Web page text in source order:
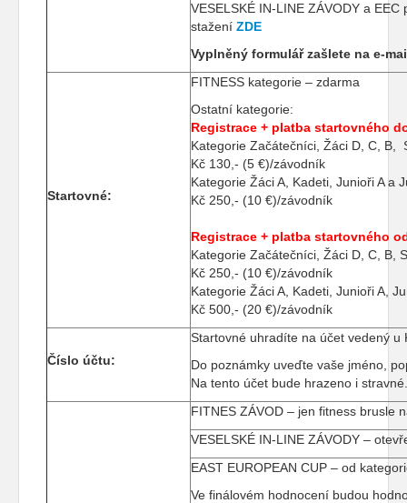
VESELSKÉ IN-LINE ZÁVODY a
stažení ZDE
Vyplněný formulář zašlete na e-
Startovné:
FITNESS kategorie – zdarma
Ostatní kategorie:
Registrace + platba startovného
Kategorie Začátečníci, Žáci D, C, B,
Kč 130,- (5 €)/závodník
Kategorie Žáci A, Kadeti, Junioři A a
Kč 250,- (10 €)/závodník
Registrace + platba startovného
Kategorie Začátečníci, Žáci D, C, B,
Kč 250,- (10 €)/závodník
Kategorie Žáci A, Kadeti, Junioři A,
Kč 500,- (20 €)/závodník
Číslo účtu:
Startovné uhradíte na účet vedený
Do poznámky uveďte vaše jméno,
Na tento účet bude hrazeno i stravné.
FITNES ZÁVOD – jen fitness brusle
VESELSKÉ IN-LINE ZÁVODY –
EAST EUROPEAN CUP – od
Ve finálovém hodnocení budou